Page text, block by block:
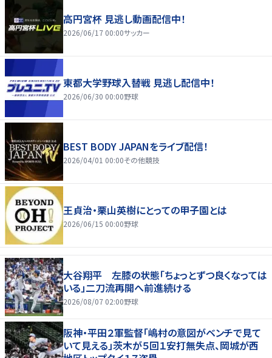
高円宮杯 見逃し動画配信中！
2026/06/17 00:00サッカー
東都大学野球入替戦 見逃し配信中！
2026/06/30 00:00野球
BEST BODY JAPANをライブ配信！
2026/04/01 00:00その他競技
王貞治・栗山英樹にとっての甲子園とは
2026/06/15 00:00野球
大谷翔平 左膝の状態「ちょっとずつ良くなっては
いる」二刀流再開へ前進続ける
2026/08/07 02:00野球
阪神・平田２軍監督「嶋村の意図がベンチで見て
いて見える」茨木が５回１安打無失点、岡城が西